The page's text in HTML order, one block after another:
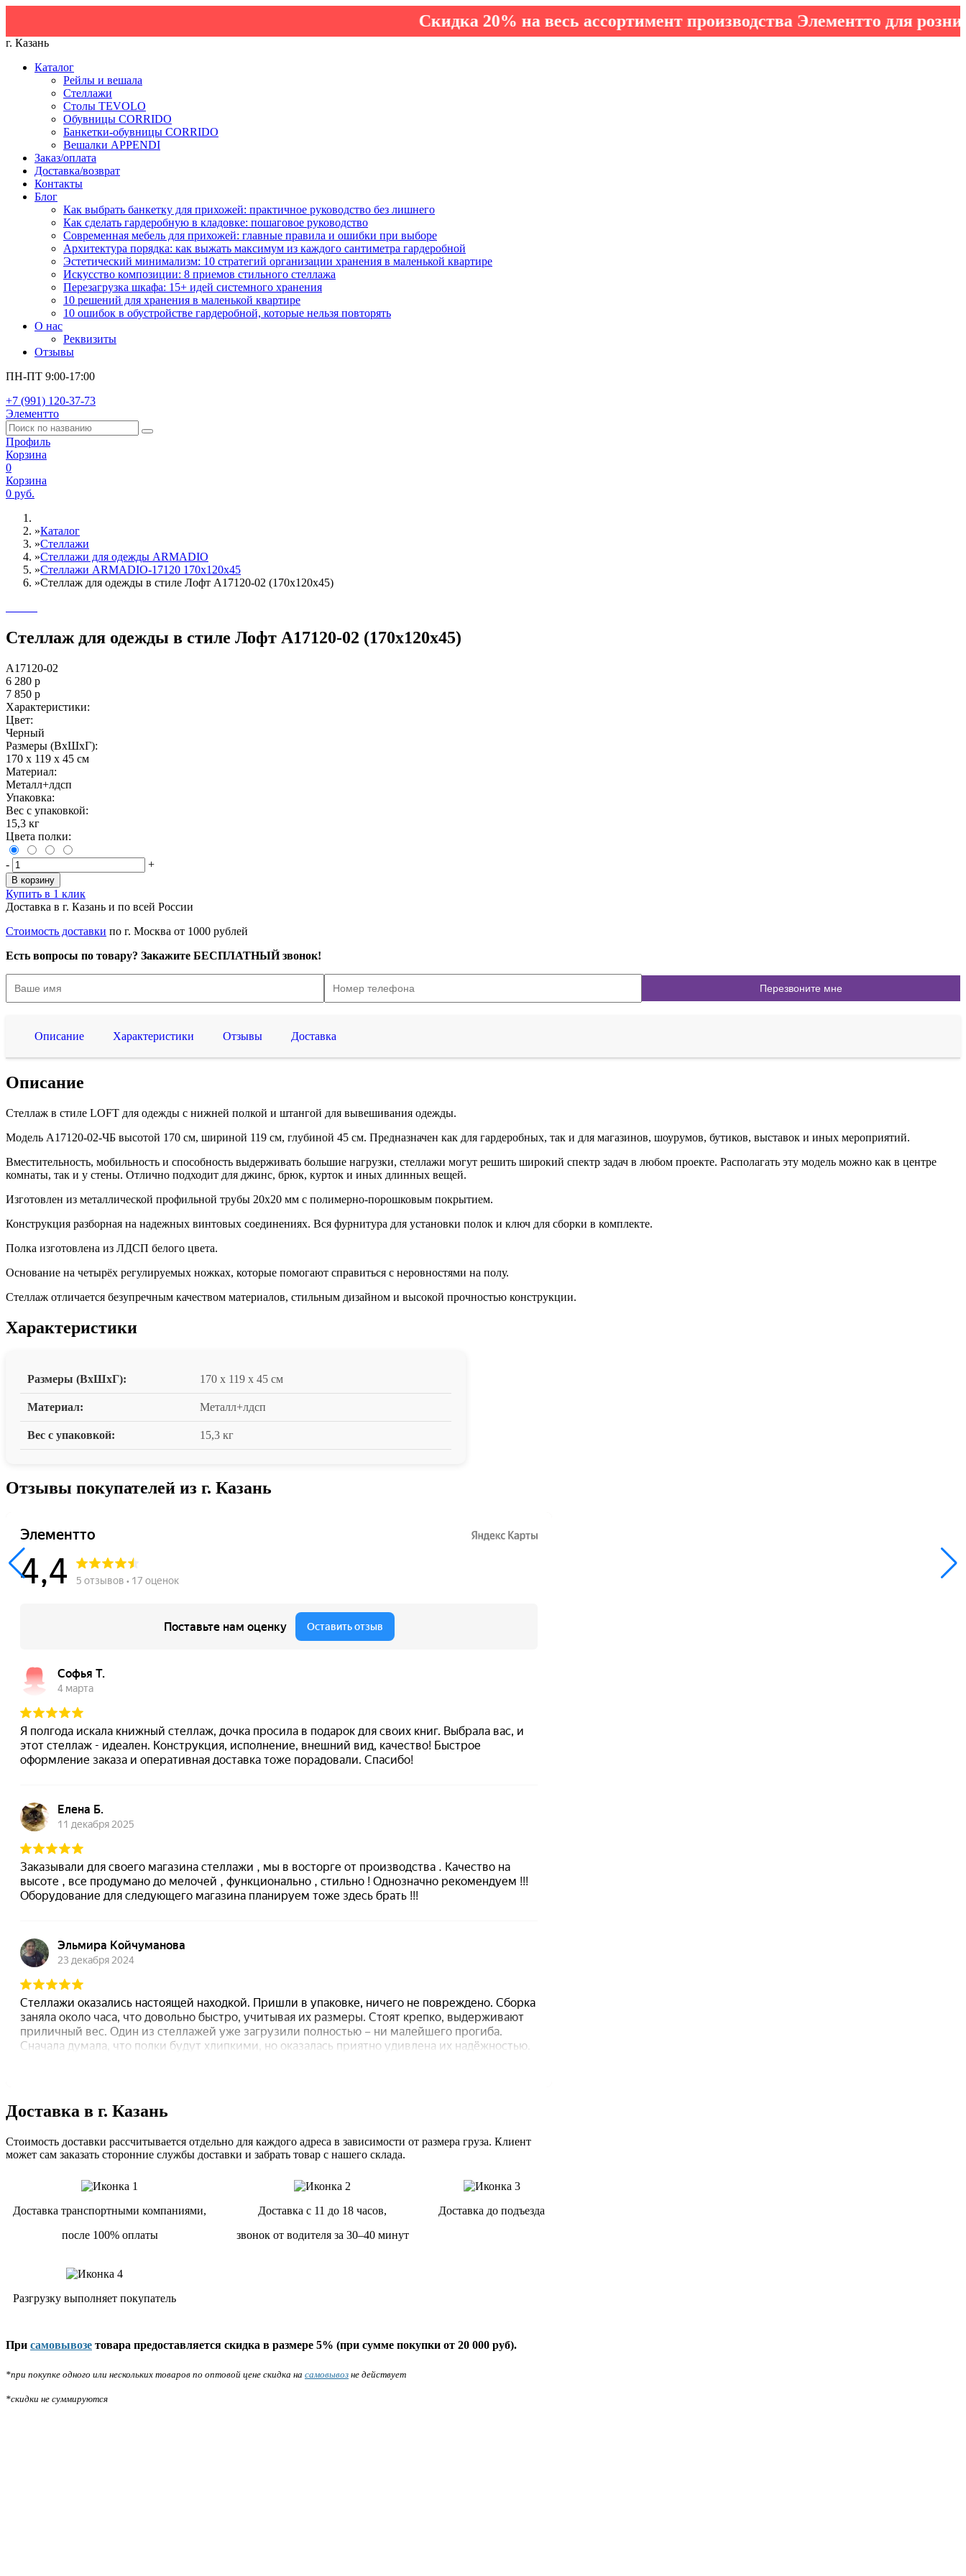
Скидка 20% на весь ассортимент производства Элементто для
г. Казань
Каталог
Рейлы и вешала
Стеллажи
Столы TEVOLO
Обувницы CORRIDO
Банкетки-обувницы CORRIDO
Вешалки APPENDI
Заказ/оплата
Доставка/возврат
Контакты
Блог
Как выбрать банкетку для прихожей: практичное руководство без лишнего
Как сделать гардеробную в кладовке: пошаговое руководство
Современная мебель для прихожей: главные правила и ошибки при выборе
Архитектура порядка: как выжать максимум из каждого сантиметра гардеробной
Эстетический минимализм: 10 стратегий организации хранения в маленькой квартире
Искусство композиции: 8 приемов стильного стеллажа
Перезагрузка шкафа: 15+ идей системного хранения
10 решений для хранения в маленькой квартире
10 ошибок в обустройстве гардеробной, которые нельзя повторять
О нас
Реквизиты
Отзывы
ПН-ПТ 9:00-17:00
+7 (991) 120-37-73
Элементто
Профиль
Корзина
0
Корзина
0 руб.
»Каталог
»Стеллажи
»Cтеллажи для одежды ARMADIO
»Стеллажи ARMADIO-17120 170х120х45
»Стеллаж для одежды в стиле Лофт A17120-02 (170х120х45)
Стеллаж для одежды в стиле Лофт A17120-02 (170х120х45)
A17120-02
6 280 р
7 850 р
Характеристики:
Цвет:
Черный
Размеры (ВxШxГ):
170 x 119 x 45 см
Материал:
Металл+лдсп
Упаковка:
Вес с упаковкой:
15,3 кг
Цвета полки:
- +
В корзину
Купить в 1 клик
Доставка в г. Казань и по всей России
Стоимость доставки по г. Москва от 1000 рублей
Есть вопросы по товару? Закажите БЕСПЛАТНЫЙ звонок!
Описание Характеристики Отзывы Доставка
Описание
Стеллаж в стиле LOFT для одежды с нижней полкой и штангой для вывешивания одежды.
Модель A17120-02-ЧБ высотой 170 см, шириной 119 см, глубиной 45 см. Предназначен как для гардеробных, так и для магазинов, шоурумов, бутиков, выставок и иных мероприятий.
Вместительность, мобильность и способность выдерживать большие нагрузки, стеллажи могут решить широкий спектр задач в любом проекте. Располагать эту модель можно как в центре
комнаты, так и у стены. Отлично подходит для джинс, брюк, курток и иных длинных вещей.
Изготовлен из металлической профильной трубы 20х20 мм с полимерно-порошковым покрытием.
Конструкция разборная на надежных винтовых соединениях. Вся фурнитура для установки полок и ключ для сборки в комплекте.
Полка изготовлена из ЛДСП белого цвета.
Основание на четырёх регулируемых ножках, которые помогают справиться с неровностями на полу.
Стеллаж отличается безупречным качеством материалов, стильным дизайном и высокой прочностью конструкции.
Характеристики
Размеры (ВxШxГ): 170 x 119 x 45 см
Материал: Металл+лдсп
Вес с упаковкой: 15,3 кг
Отзывы покупателей из г. Казань
Доставка в г. Казань
Стоимость доставки рассчитывается отдельно для каждого адреса в зависимости от размера груза. Клиент
может сам заказать сторонние службы доставки и забрать товар с нашего склада.
Доставка транспортными компаниями,
после 100% оплаты
Доставка с 11 до 18 часов,
звонок от водителя за 30–40 минут
Доставка до подъезда
Разгрузку выполняет покупатель
При самовывозе товара предоставляется скидка в размере 5% (при сумме покупки от 20 000 руб).
*при покупке одного или нескольких товаров по оптовой цене скидка на самовывоз не действует
*скидки не суммируются